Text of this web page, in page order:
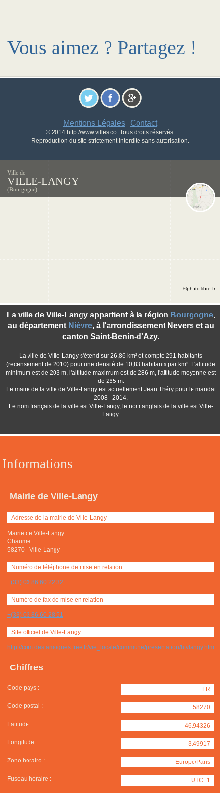
Vous aimez ? Partagez !
Mentions Légales- Contact
© 2014 http://www.villes.co. Tous droits réservés.
Reproduction du site strictement interdite sans autorisation.
Ville de
VILLE-LANGY
(Bourgogne)
Informations
Mairie de Ville-Langy
Adresse de la mairie de Ville-Langy
Mairie de Ville-Langy
Chaume
58270 - Ville-Langy
Numéro de téléphone de mise en relation
+(33) 03 86 60 22 32
Numéro de fax de mise en relation
+(33) 03 86 60 28 51
Site officiel de Ville-Langy
http://com.des.amognes.free.fr/vie_locale/commune/presentation/htvlangy.htm
Chiffres
Code pays : FR
Code postal : 58270
Latitude : 46.94326
Longitude : 3.49917
Zone horaire : Europe/Paris
Fuseau horaire : UTC+1
La ville de Ville-Langy appartient à la région Bourgogne,
au département Nièvre, à l'arrondissement Nevers et au
canton Saint-Benin-d'Azy.
La ville de Ville-Langy s'étend sur 26,86 km² et compte 291 habitants
(recensement de 2010) pour une densité de 10,83 habitants par km². L'altitude
minimum est de 203 m, l'altitude maximum est de 286 m, l'altitude moyenne est
de 265 m.
Le maire de la ville de Ville-Langy est actuellement Jean Théry pour le mandat
2008 - 2014.
Le nom français de la ville est Ville-Langy, le nom anglais de la ville est Ville-
Langy.
©photo-libre.fr